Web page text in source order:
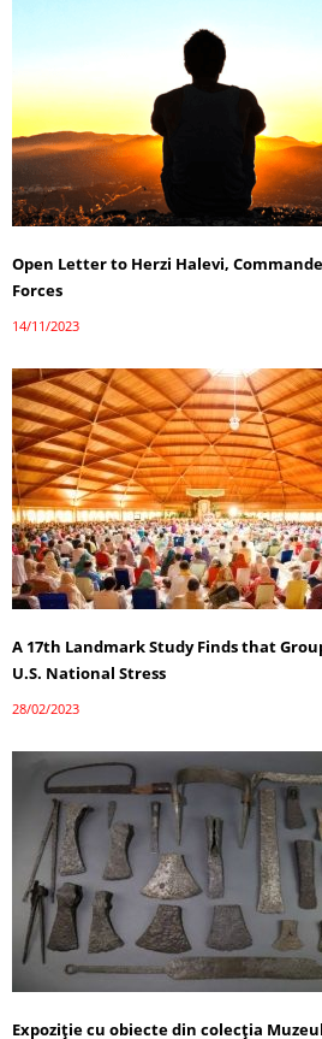
Open Letter to Herzi Halevi,
Forces
14/11/2023
A 17th Landmark Study Finds that
U.S. National Stress
28/02/2023
Expoziție cu obiecte din colecţia